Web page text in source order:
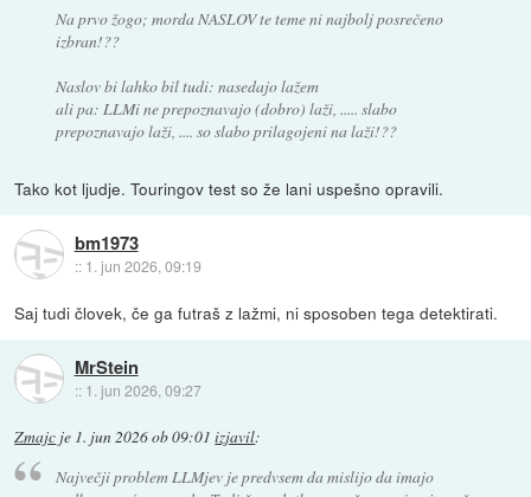
Na prvo žogo; morda NASLOV te teme ni najbolj posrečeno
izbran!??
Naslov bi lahko bil tudi: nasedajo lažem
ali pa: LLMi ne prepoznavajo (dobro) laži, ..... slabo
prepoznavajo laži, .... so slabo prilagojeni na laži!??
Tako kot ljudje. Touringov test so že lani uspešno opravili.
bm1973
:: 1. jun 2026, 09:19
Saj tudi človek, če ga futraš z lažmi, ni sposoben tega detektirati.
MrStein
:: 1. jun 2026, 09:27
Zmajc je 1. jun 2026 ob 09:01 izjavil:
Največji problem LLMjev je predvsem da mislijo da imajo